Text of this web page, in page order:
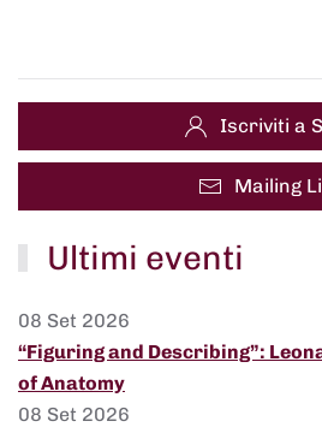
Iscriviti a
Mailing
Ultimi eventi
08 Set 2026
“Figuring and Describing”:
of Anatomy
08 Set 2026